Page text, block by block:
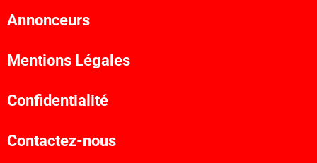
Annonceurs
Mentions Légales
Confidentialité
Contactez-nous